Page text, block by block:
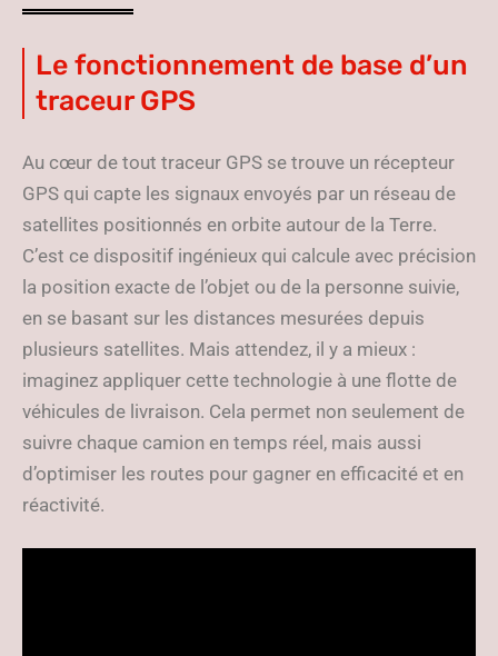
Le fonctionnement de base d’un
traceur GPS
Au cœur de tout traceur GPS se trouve un récepteur
GPS qui capte les signaux envoyés par un réseau de
satellites positionnés en orbite autour de la Terre.
C’est ce dispositif ingénieux qui calcule avec précision
la position exacte de l’objet ou de la personne suivie,
en se basant sur les distances mesurées depuis
plusieurs satellites. Mais attendez, il y a mieux :
imaginez appliquer cette technologie à une flotte de
véhicules de livraison. Cela permet non seulement de
suivre chaque camion en temps réel, mais aussi
d’optimiser les routes pour gagner en efficacité et en
réactivité.